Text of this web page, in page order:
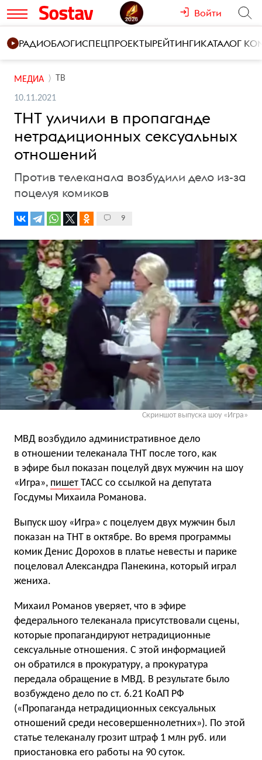
Войти
РАДИОБЛОГИСПЕЦПРОЕКТЫРЕЙТИНГИКАТАЛОГ
МЕДИА ТВ
10.11.2021
ТНТ уличили в пропаганде
нетрадиционных сексуальных
отношений
Против телеканала возбудили дело из-за
поцелуя комиков
9
Скриншот выпуска шоу «Игра»
МВД возбудило административное дело
в отношении телеканала ТНТ после того, как
в эфире был показан поцелуй двух мужчин на шоу
«Игра», пишет ТАСС со ссылкой на депутата
Госдумы Михаила Романова.
Выпуск шоу «Игра» с поцелуем двух мужчин был
показан на ТНТ в октябре. Во время программы
комик Денис Дорохов в платье невесты и парике
поцеловал Александра Панекина, который играл
жениха.
Михаил Романов уверяет, что в эфире
федерального телеканала присутствовали сцены,
которые пропагандируют нетрадиционные
сексуальные отношения. С этой информацией
он обратился в прокуратуру, а прокуратура
передала обращение в МВД. В результате было
возбуждено дело по ст. 6.21 КоАП РФ
(«Пропаганда нетрадиционных сексуальных
отношений среди несовершеннолетних»). По этой
статье телеканалу грозит штраф 1 млн руб. или
приостановка его работы на 90 суток.